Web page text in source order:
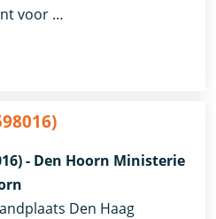
voor …
- Den Hoorn Ministerie
Den Haag